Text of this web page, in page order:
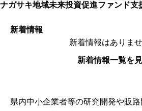
ナガサキ地域未来投資促進ファンド支
新着情報
新着情報はありませ
新着情報一覧を
県内中小企業者等の研究開発や販